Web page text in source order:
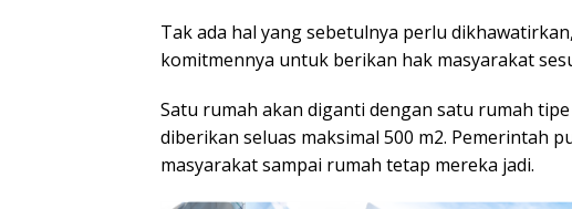
Tak ada hal yang sebetulnya perlu
komitmennya untuk berikan hak masyarakat
Satu rumah akan diganti dengan satu rumah
diberikan seluas maksimal 500 m2. Pemerintah
masyarakat sampai rumah tetap mereka jadi.